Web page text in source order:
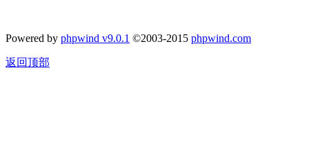
Powered by phpwind v9.0.1 ©2003-2015 phpwind.com
返回顶部